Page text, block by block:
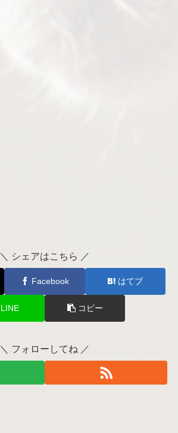
＼ シェアはこちら ／
Facebook はてブ
LINE コピー
＼ フォローしてね ／